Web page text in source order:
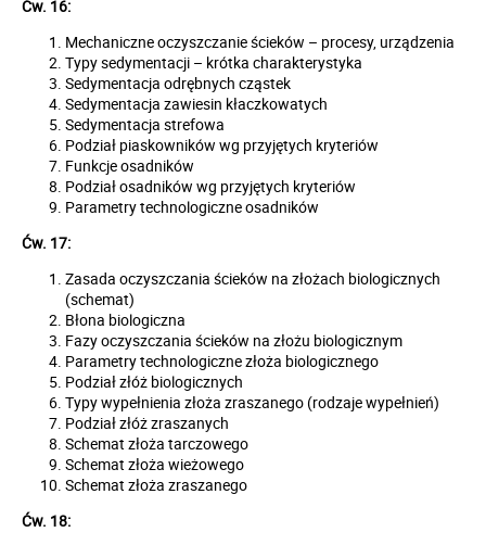
Ćw. 16:
Mechaniczne oczyszczanie ścieków – procesy, urządzenia
Typy sedymentacji – krótka charakterystyka
Sedymentacja odrębnych cząstek
Sedymentacja zawiesin kłaczkowatych
Sedymentacja strefowa
Podział piaskowników wg przyjętych kryteriów
Funkcje osadników
Podział osadników wg przyjętych kryteriów
Parametry technologiczne osadników
Ćw. 17:
Zasada oczyszczania ścieków na złożach biologicznych
(schemat)
Błona biologiczna
Fazy oczyszczania ścieków na złożu biologicznym
Parametry technologiczne złoża biologicznego
Podział złóż biologicznych
Typy wypełnienia złoża zraszanego (rodzaje wypełnień)
Podział złóż zraszanych
Schemat złoża tarczowego
Schemat złoża wieżowego
Schemat złoża zraszanego
Ćw. 18: